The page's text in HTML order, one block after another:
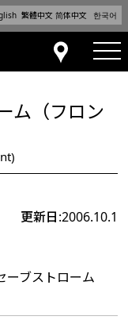
繁體中文 简体中文 한국어
ツアンド
ツアンド
アーツア
ュース
アクセス
ム（フロン
更新日:2006.10.1
ーブストローム